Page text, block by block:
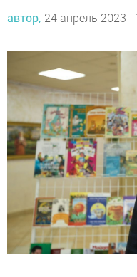
автор, 24 апрель 2023 -